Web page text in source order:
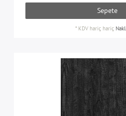
Sepete
* KDV hariç hariç